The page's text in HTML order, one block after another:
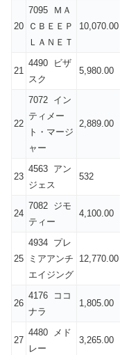
20
7095 ＭＡ
ＣＢＥＥＰ
ＬＡＮＥＴ
10,070.00
21
4490 ビザ
スク
5,980.00
22
7072 イン
ティメー
ト・マージ
ャー
2,889.00
23
4563 アン
ジェス
532
24
7082 ジモ
ティー
4,100.00
25
4934 プレ
ミアアンチ
エイジング
12,770.00
26
4176 ココ
ナラ
1,805.00
27
4480 メド
レー
3,265.00